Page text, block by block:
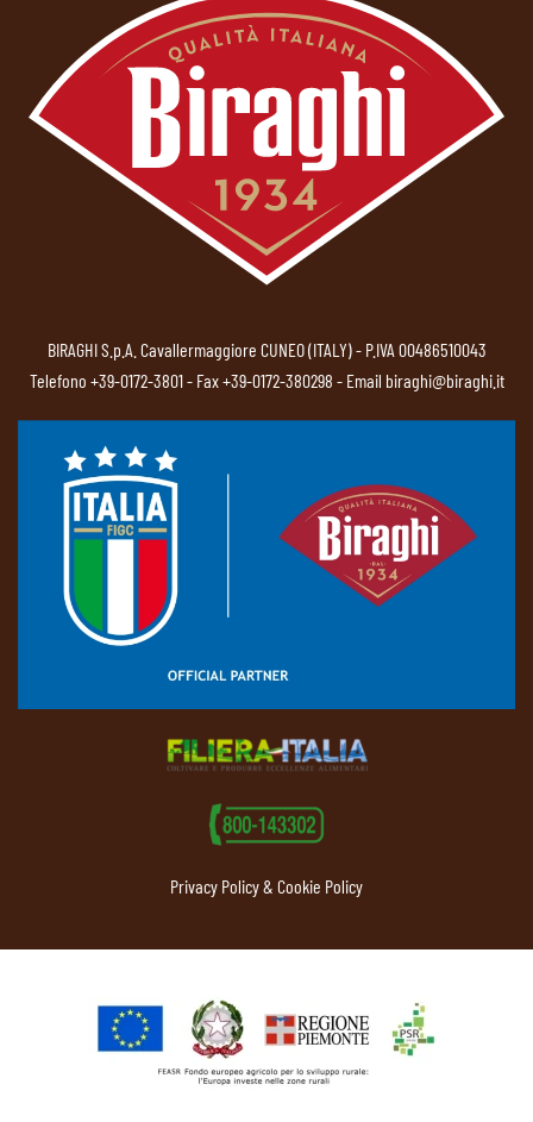
BIRAGHI S.p.A. Cavallermaggiore CUNEO (ITALY) - P.IVA 00486510043
Telefono +39-0172-3801- Fax +39-0172-380298 - Email biraghi@biraghi.it
Privacy Policy & Cookie Policy